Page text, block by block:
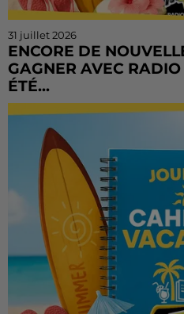
31 juillet 2026
ENCORE DE
GAGNER AVEC
ÉTÉ...
Vous n'avez pas encore
Vacances continue sur
matin, de...